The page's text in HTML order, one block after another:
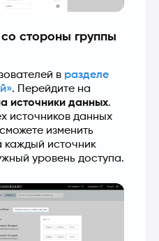
стороны группы
в разделе
. Перейдите на
источники данных.
источников данных
изменить
каждый источник
уровень доступа.